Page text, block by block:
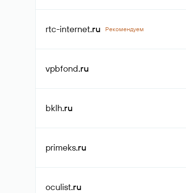
rtc-internet.ru Рекомендуем
vpbfond.ru
bklh.ru
primeks.ru
oculist.ru